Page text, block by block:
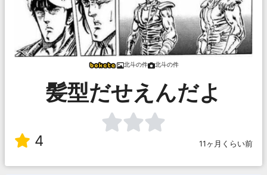
北斗の件 北斗の件
髪型だせえんだよ
4 11ヶ月くらい前